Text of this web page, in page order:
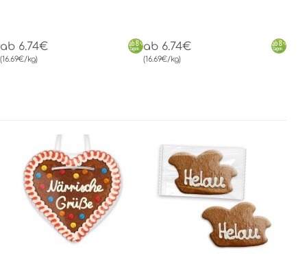
ab 6.74€
(16.69€/kg)
ab 6.74€
(16.69€/kg)